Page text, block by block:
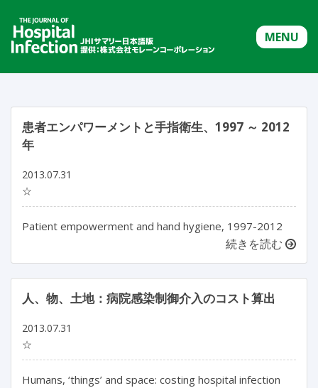
MENU
患者エンパワーメントと手指衛生、1997 ～ 2012
年
2013.07.31
☆
Patient empowerment and hand hygiene, 1997-2012
続きを読む
人、物、土地：病院感染制御介入のコスト算出
2013.07.31
☆
Humans, ‘things’ and space: costing hospital infection